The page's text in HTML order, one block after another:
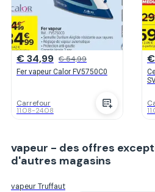
€ 34,99 € 54,99
Fer vapeur Calor FV5750C0
Carrefour
11.08-24.08
vapeur - des offres
d'autres magasins
vapeur Truffaut